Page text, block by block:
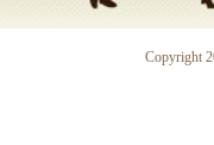
Copyright